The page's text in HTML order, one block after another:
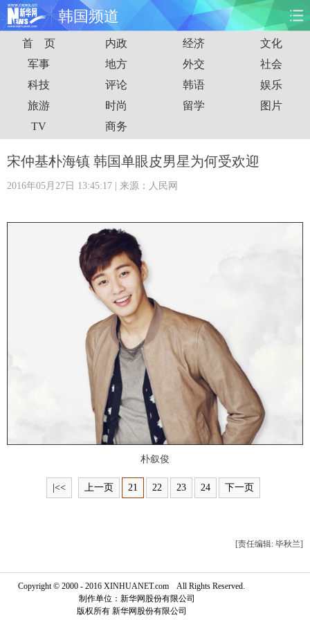
韩国频道
首页 时政 国际 财经
娱乐 体育 人事 教育
时尚 思客
港澳 台湾 华人
科技 能源
图片 视频 彩票 食品
健康
公益
摄影 新华广播
新华电视中文 新华电视英文
首 页 内政 经济
文化
军事
地方 外交
社会
科技
评论 韩语
娱乐
旅游
时尚 留学
图片
TV
商务
宋仲基朴海镇 韩国单眼皮男星为何受欢迎
2016年05月27日 13:45:17 | 来源：人民网
朴叙俊
|<< 上一页 21 22 23 24 下一页
[责任编辑: 毕秋兰]
Copyright © 2000 - 2016 XINHUANET.com All Rights Reserved.
制作单位：新华网股份有限公司
版权所有 新华网股份有限公司